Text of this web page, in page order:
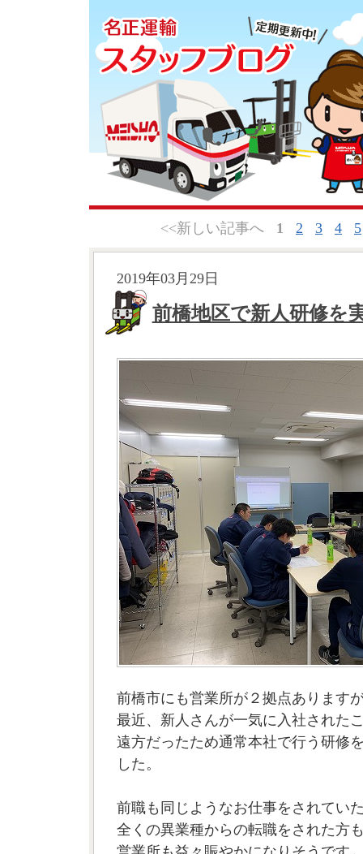
<<新しい記事へ 1 2 3 4 5
2019年03月29日
前橋地区で新人研修を
前橋市にも営業所が２拠点あります
最近、新人さんが一気に入社された
遠方だったため通常本社で行う研修
した。
前職も同じようなお仕事をされてい
全くの異業種からの転職をされた方